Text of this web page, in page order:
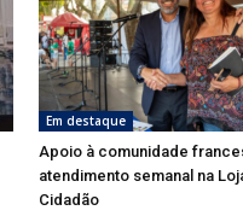
Em destaque
Apoio à comunidade
atendimento semanal na
Cidadão